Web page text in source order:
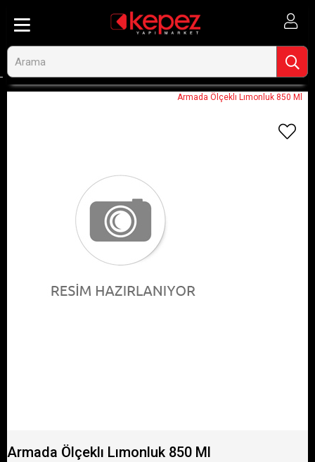
Armada Ölçeklı Lımonluk 850 Ml
Armada Ölçeklı Lımonluk 850 Ml